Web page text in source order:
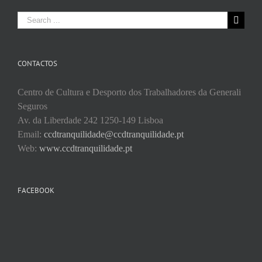
Search
for:
CONTACTOS
Centro de Cultura e Desporto dos Trabalhadores da Generali
Seguros
Av. da Liberdade 242 1250-149 Lisboa
Email: ccdtranquilidade@ccdtranquilidade.pt
Web: www.ccdtranquilidade.pt
FACEBOOK